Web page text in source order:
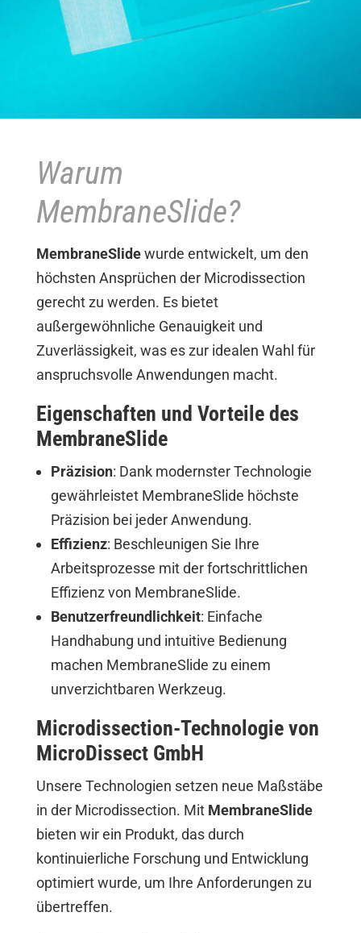
Warum
MembraneSlide?
MembraneSlidewurde entwickelt, um den
höchsten Ansprüchen der Microdissection
gerecht zu werden. Es bietet
außergewöhnliche Genauigkeit und
Zuverlässigkeit, was es zur idealen Wahl für
anspruchsvolle Anwendungen macht.
Eigenschaften und Vorteile des
MembraneSlide
Präzision: Dank modernster Technologie
gewährleistet MembraneSlide höchste
Präzision bei jeder Anwendung.
Effizienz: Beschleunigen Sie Ihre
Arbeitsprozesse mit der fortschrittlichen
Effizienz von MembraneSlide.
Benutzerfreundlichkeit: Einfache
Handhabung und intuitive Bedienung
machen MembraneSlide zu einem
unverzichtbaren Werkzeug.
Microdissection-Technologie von
MicroDissect GmbH
Unsere Technologien setzen neue Maßstäbe
in der Microdissection. Mit MembraneSlide
bieten wir ein Produkt, das durch
kontinuierliche Forschung und Entwicklung
optimiert wurde, um Ihre Anforderungen zu
übertreffen.